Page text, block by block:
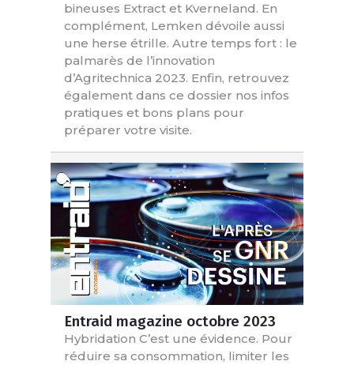
bineuses Extract et Kverneland. En
complément, Lemken dévoile aussi
une herse étrille. Autre temps fort : le
palmarès de l’innovation
d’Agritechnica 2023. Enfin, retrouvez
également dans ce dossier nos infos
pratiques et bons plans pour
préparer votre visite.
Entraid magazine octobre 2023
Hybridation C’est une évidence. Pour
réduire sa consommation, limiter les